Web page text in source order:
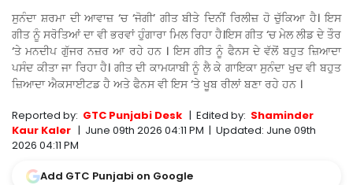
ਸੁਨੰਦਾ ਸ਼ਰਮਾ ਦੀ ਆਵਾਜ਼ ‘ਚ ‘ਜੋਗੀ’ ਗੀਤ ਬੀਤੇ ਦਿਨੀਂ ਰਿਲੀਜ਼ ਹੋ ਚੁੱਕਿਆ ਹੈ। ਇਸ
ਗੀਤ ਨੂੰ ਸਰੋਤਿਆਂ ਦਾ ਵੀ ਭਰਵਾਂ ਹੁੰਗਾਰਾ ਮਿਲ ਰਿਹਾ ਹੈ।ਇਸ ਗੀਤ ‘ਚ ਮੇਲ ਲੀਡ ਦੇ ਤੌਰ
‘ਤੇ ਮਨਦੀਪ ਗੁੱਜਰ ਨਜ਼ਰ ਆ ਰਹੇ ਹਨ । ਇਸ ਗੀਤ ਨੂੰ ਫੈਨਸ ਦੇ ਵੱਲੋਂ ਬਹੁਤ ਜ਼ਿਆਦਾ
ਪਸੰਦ ਕੀਤਾ ਜਾ ਰਿਹਾ ਹੈ। ਗੀਤ ਦੀ ਕਾਮਯਾਬੀ ਨੂੰ ਲੈ ਕੇ ਗਾਇਕਾ ਸੁਨੰਦਾ ਖੁਦ ਵੀ ਬਹੁਤ
ਜ਼ਿਆਦਾ ਐਕਸਾਈਟਡ ਹੈ ਅਤੇ ਫੈਨਸ ਵੀ ਇਸ ‘ਤੇ ਖੂਬ ਰੀਲਾਂ ਬਣਾ ਰਹੇ ਹਨ ।
Reported by: GTC Punjabi Desk | Edited by: Shaminder
Kaur Kaler | June 09th 2026 04:11 PM | Updated: June 09th
2026 04:11 PM
Add GTC Punjabi on Google